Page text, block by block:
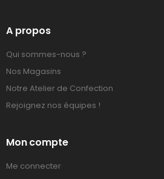
A propos
Qui sommes-nous ?
Nos Magasins
Notre Atelier de Confection
Rejoignez nos équipes !
Mon compte
Me connecter